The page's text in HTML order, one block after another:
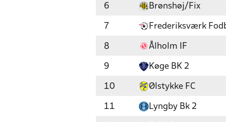
6 Brønshøj/Fix
7 Frederiksværk
8 Ålholm IF
9 Køge BK 2
10 Ølstykke FC
11 Lyngby Bk 2